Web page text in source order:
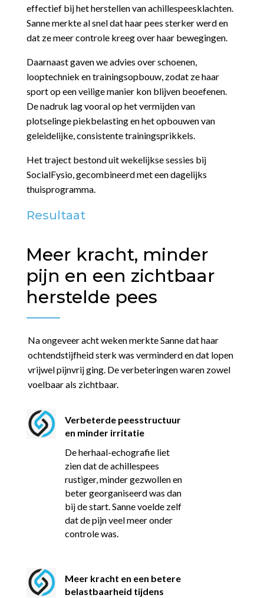
effectief bij het herstellen van achillespeesklachten.
Sanne merkte al snel dat haar pees sterker werd en
dat ze meer controle kreeg over haar bewegingen.
Daarnaast gaven we advies over schoenen,
looptechniek en trainingsopbouw, zodat ze haar
sport op een veilige manier kon blijven beoefenen.
De nadruk lag vooral op het vermijden van
plotselinge piekbelasting en het opbouwen van
geleidelijke, consistente trainingsprikkels.
Het traject bestond uit wekelijkse sessies bij
SocialFysio, gecombineerd met een dagelijks
thuisprogramma.
Resultaat
Meer kracht, minder
pijn en een zichtbaar
herstelde pees
Na ongeveer acht weken merkte Sanne dat haar
ochtendstijfheid sterk was verminderd en dat lopen
vrijwel pijnvrij ging. De verbeteringen waren zowel
voelbaar als zichtbaar.
Verbeterde peesstructuur
en minder irritatie
De herhaal-echografie liet
zien dat de achillespees
rustiger, minder gezwollen en
beter georganiseerd was dan
bij de start. Sanne voelde zelf
dat de pijn veel meer onder
controle was.
Meer kracht en een betere
belastbaarheid tijdens